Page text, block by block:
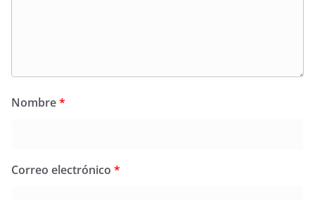
Nombre*
Correo electrónico *